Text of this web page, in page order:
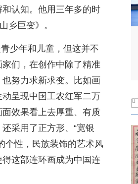
认知。他用三年多的时
乡巨变》。
少年和儿童，但这并不
们，在创作中除了精准
努力求新求变。比如画
呈现中国工农红军二万
效果看上去厚重、有质
采用了正方形、“宽银
个性，民族装饰的艺术风
这部连环画成为中国连